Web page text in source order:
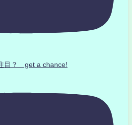
目？ get a chance!